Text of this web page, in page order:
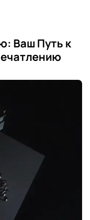
Ваш Путь к